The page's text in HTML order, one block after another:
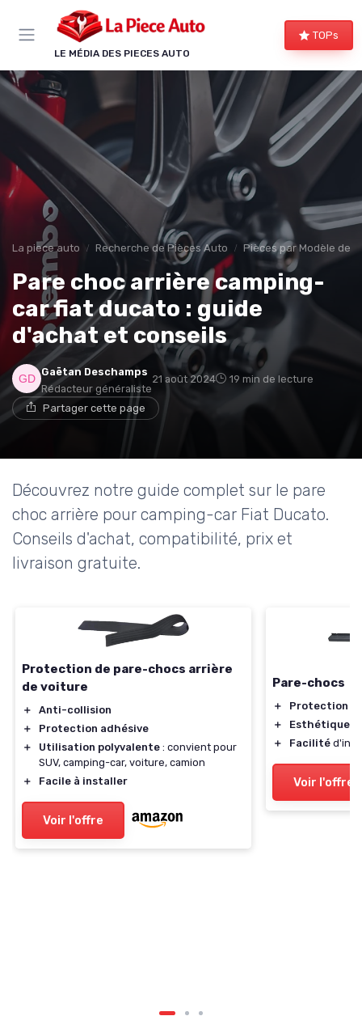
LE MÉDIA DES PIECES AUTO
TOPs
La piece auto Recherche de Pièces Auto Pièces par Modèle de
Pare choc arrière camping-
car fiat ducato : guide
d'achat et conseils
Gaëtan Deschamps
Rédacteur généraliste
21 août 2024 19 min de lecture
Partager cette page
Découvrez notre guide complet sur le pare
choc arrière pour camping-car Fiat Ducato.
Conseils d'achat, compatibilité, prix et
livraison gratuite.
Protection de pare-chocs arrière
de voiture
＋
Anti-collision
＋
Protection adhésive
＋
Utilisation polyvalente : convient pour
SUV, camping-car, voiture, camion
＋
Facile à installer
Voir l'offre
Pare-chocs
＋ Protection
＋
Esthétique
＋
Facilité
Voir l'offre
Panneau de gestion des cookies